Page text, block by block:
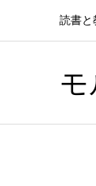
読書と